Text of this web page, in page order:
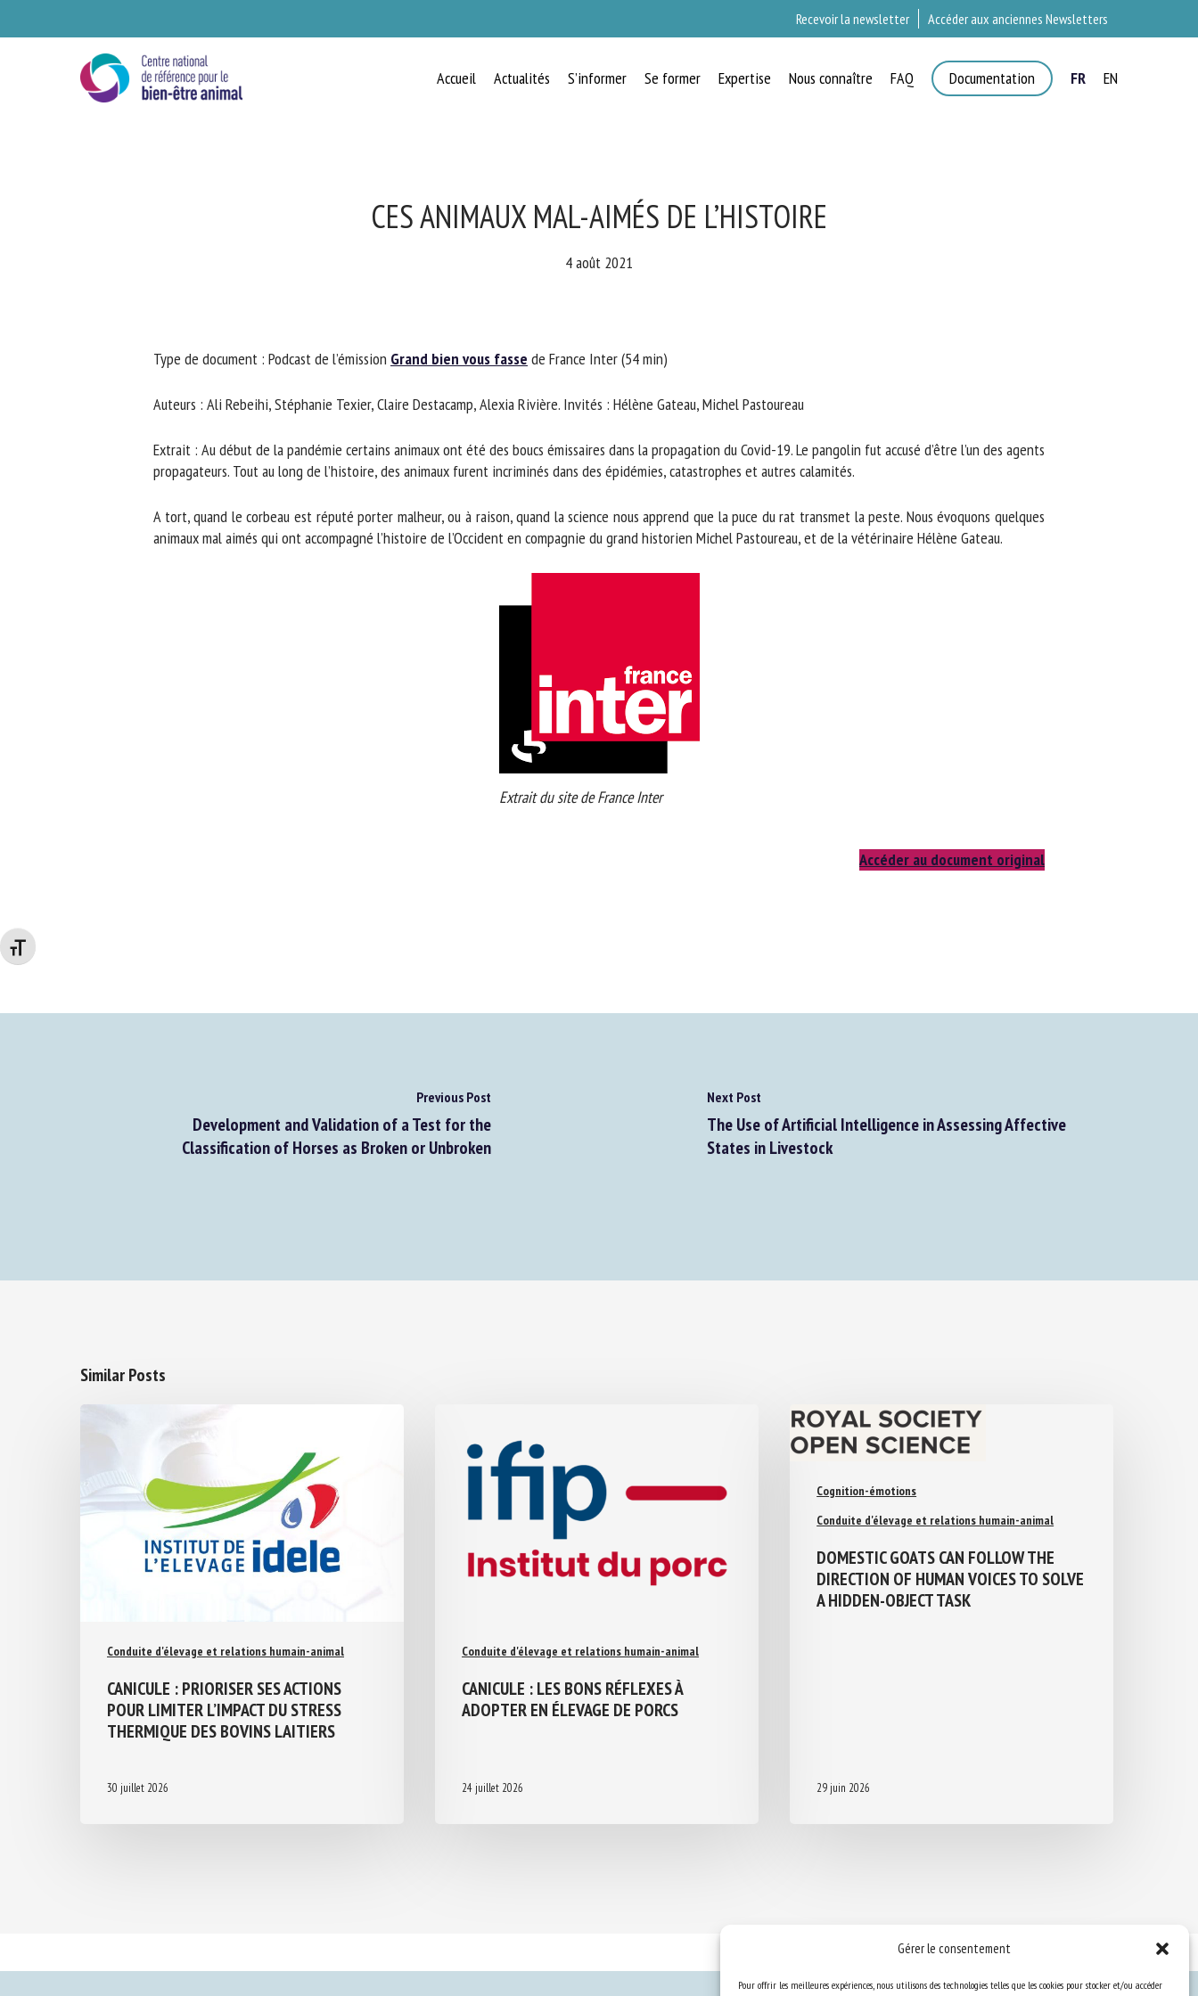
Gérer le consentement
Pour offrir les meilleures expériences, nous utilisons des technologies telles que les cookies pour stocker et/ou accéder
Changer la taille de la police
Recevoir la newsletter Accéder aux anciennes Newsletters
Accueil Actualités S’informer Se former Expertise Nous connaître FAQ Documentation FR EN
CES ANIMAUX MAL-AIMÉS DE L’HISTOIRE
4 août 2021
Type de document : Podcast de l’émissionGrand bien vous fassede France Inter (54 min)
Auteurs : Ali Rebeihi, Stéphanie Texier, Claire Destacamp, Alexia Rivière. Invités : Hélène Gateau, Michel Pastoureau
Extrait : Au début de la pandémie certains animaux ont été des boucs émissaires dans la propagation du Covid-19. Le pangolin fut accusé d’être l’un des agents
propagateurs. Tout au long de l’histoire, des animaux furent incriminés dans des épidémies, catastrophes et autres calamités.
A tort, quand le corbeau est réputé porter malheur, ou à raison, quand la science nous apprend que la puce du rat transmet la peste. Nous évoquons quelques
animaux mal aimés qui ont accompagné l’histoire de l’Occident en compagnie du grand historien Michel Pastoureau, et de la vétérinaire Hélène Gateau.
Extrait du site de France Inter
Accéder au document original
Previous Post
Development and Validation of a Test for the
Classification of Horses as Broken or Unbroken
Next Post
The Use of Artificial Intelligence in Assessing Affective
States in Livestock
Similar Posts
Conduite d'élevage et relations humain-animal
CANICULE : PRIORISER SES ACTIONS
POUR LIMITER L’IMPACT DU STRESS
THERMIQUE DES BOVINS LAITIERS
30 juillet 2026
Conduite d'élevage et relations humain-animal
CANICULE : LES BONS RÉFLEXES À
ADOPTER EN ÉLEVAGE DE PORCS
24 juillet 2026
Cognition-émotions
Conduite d'élevage et relations humain-animal
DOMESTIC GOATS CAN FOLLOW THE
DIRECTION OF HUMAN VOICES TO
SOLVE A HIDDEN-OBJECT TASK
29 juin 2026
BIEN-ÊTRE ANIMAL
Veuillez remplir le formulaire ci-dessous pour vous inscrire à notre newsletter :
*
En soumettant ce formulaire, j'accepte que les informations saisies soient
utilisées dans le cadre de la relation avec le CNR BEA. *